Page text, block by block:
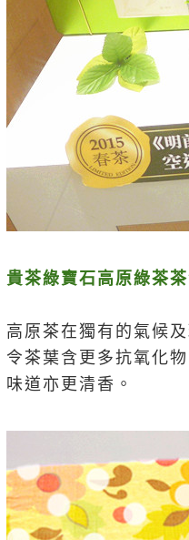
貴茶綠寶石高原綠茶
高原茶在獨有的氣候及
令茶葉含更多抗氧化物
味道亦更清香。